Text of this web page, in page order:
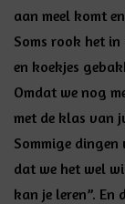
aan meel komt
Soms rook het
en koekjes
Omdat we nog
met de klas van
Sommige dingen
dat we het wel
kan je leren”.